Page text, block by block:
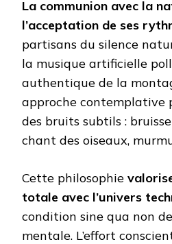
La communion avec la
l’acceptation de ses
partisans du silence
la musique artificielle
authentique de la
approche contemplative
des bruits subtils :
chant des oiseaux,
Cette philosophie
totale avec l’univers
condition sine qua non
mentale. L’effort